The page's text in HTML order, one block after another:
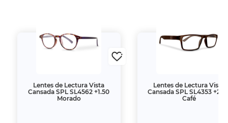
Lentes de Lectura Vista
Cansada SPL SL4562 +1.50
Morado
Lentes de Lectura Vista
Cansada SPL SL4353
Café